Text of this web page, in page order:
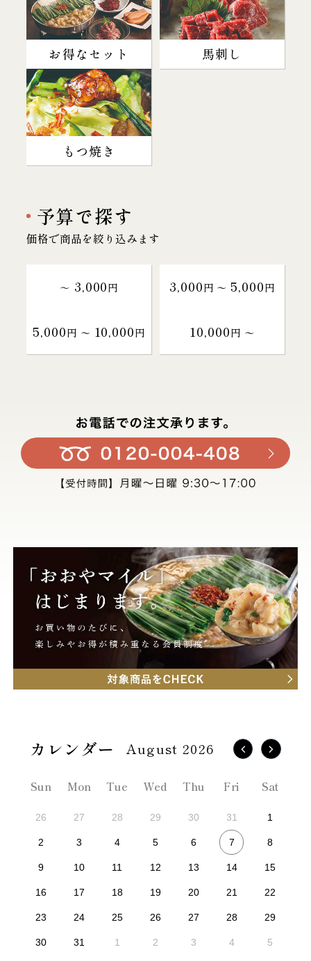
お得なセット 馬刺し
もつ焼き
予算で探す
価格で商品を絞り込みます
～ 3,000円 3,000円 〜 5,000円
5,000円 〜 10,000円 10,000円 〜
August 2026
Sun Mon Tue Wed Thu Fri Sat
26 27 28 29 30 31 1
2 3 4 5 6 7 8
9 10 11 12 13 14 15
16 17 18 19 20 21 22
23 24 25 26 27 28 29
30 31 1 2 3 4 5